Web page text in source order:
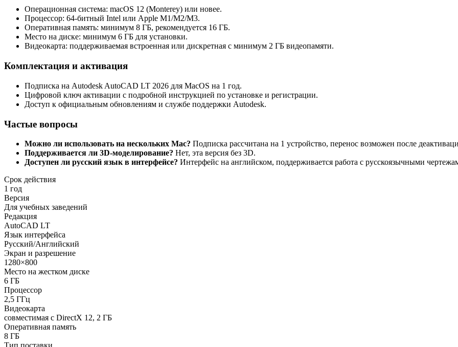
Операционная система: macOS 12 (Monterey) или новее.
Процессор: 64-битный Intel или Apple M1/M2/M3.
Оперативная память: минимум 8 ГБ, рекомендуется 16 ГБ.
Место на диске: минимум 6 ГБ для установки.
Видеокарта: поддерживаемая встроенная или дискретная с минимум 2 ГБ видеопамяти.
Комплектация и активация
Подписка на Autodesk AutoCAD LT 2026 для MacOS на 1 год.
Цифровой ключ активации с подробной инструкцией по установке и регистрации.
Доступ к официальным обновлениям и службе поддержки Autodesk.
Частые вопросы
Можно ли использовать на нескольких Mac? Подписка рассчитана на 1 устройство, перенос возможен после
Поддерживается ли 3D-моделирование? Нет, эта версия без 3D.
Доступен ли русский язык в интерфейсе? Интерфейс на английском, поддерживается работа с русскоязычными
Срок действия
1 год
Версия
Для учебных заведений
Редакция
AutoCAD LT
Язык интерфейса
Русский/Английский
Экран и разрешение
1280×800
Место на жестком диске
6 ГБ
Процессор
2,5 ГГц
Видеокарта
совместимая с DirectX 12, 2 ГБ
Оперативная память
8 ГБ